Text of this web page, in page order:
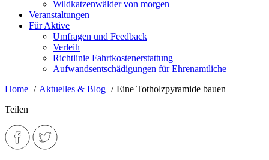
Wildkatzenwälder von morgen
Veranstaltungen
Für Aktive
Umfragen und Feedback
Verleih
Richtlinie Fahrtkostenerstattung
Aufwandsentschädigungen für Ehrenamtliche
Home
Aktuelles & Blog
Eine Totholzpyramide bauen
Teilen